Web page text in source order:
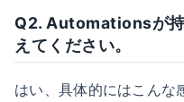
Q2. Automationsが
えてください。
はい、具体的にはこんな